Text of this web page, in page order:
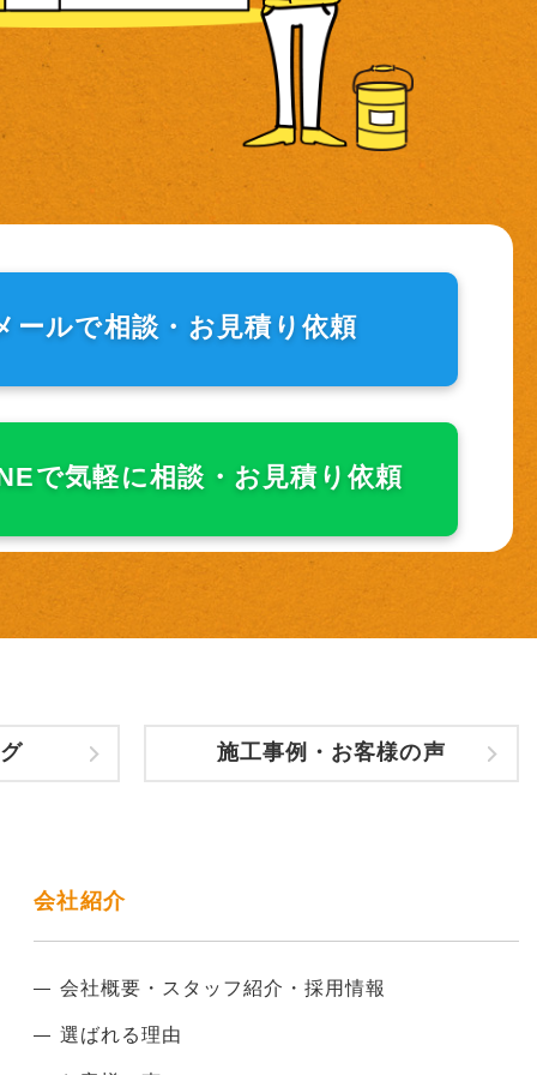
ールで相談・ お見積り依頼
で気軽に相談・ お見積り依頼
施工事例・お客様の声
会社紹介
会社概要・スタッフ紹介・採用情報
選ばれる理由